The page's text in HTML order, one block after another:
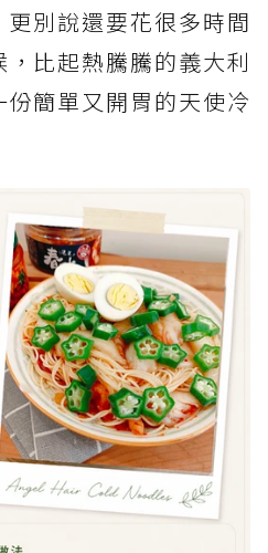
別說還要花很多時間
比起熱騰騰的義大利
簡單又開胃的天使冷